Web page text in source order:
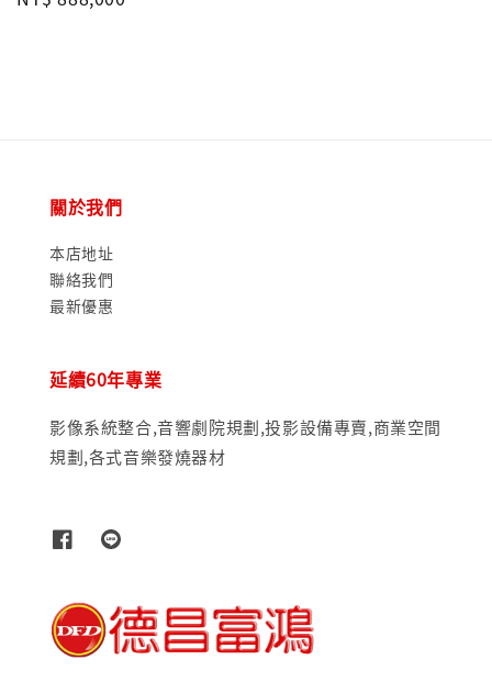
關於我們
本店地址
聯絡我們
最新優惠
延續60年專業
影像系統整合,音響劇院規劃,投影設備專賣,商業空間
規劃,各式音樂發燒器材